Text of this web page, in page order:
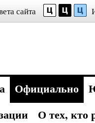
сайта
Официально
О тех, кто